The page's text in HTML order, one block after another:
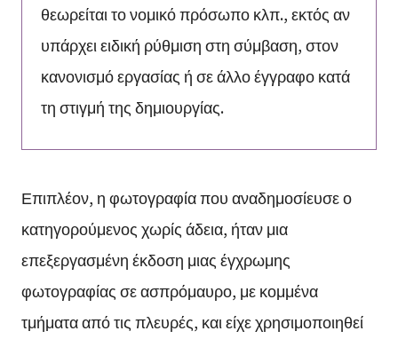
θεωρείται το νομικό πρόσωπο κλπ., εκτός αν
υπάρχει ειδική ρύθμιση στη σύμβαση, στον
κανονισμό εργασίας ή σε άλλο έγγραφο κατά
τη στιγμή της δημιουργίας.
Επιπλέον, η φωτογραφία που αναδημοσίευσε ο
κατηγορούμενος χωρίς άδεια, ήταν μια
επεξεργασμένη έκδοση μιας έγχρωμης
φωτογραφίας σε ασπρόμαυρο, με κομμένα
τμήματα από τις πλευρές, και είχε χρησιμοποιηθεί